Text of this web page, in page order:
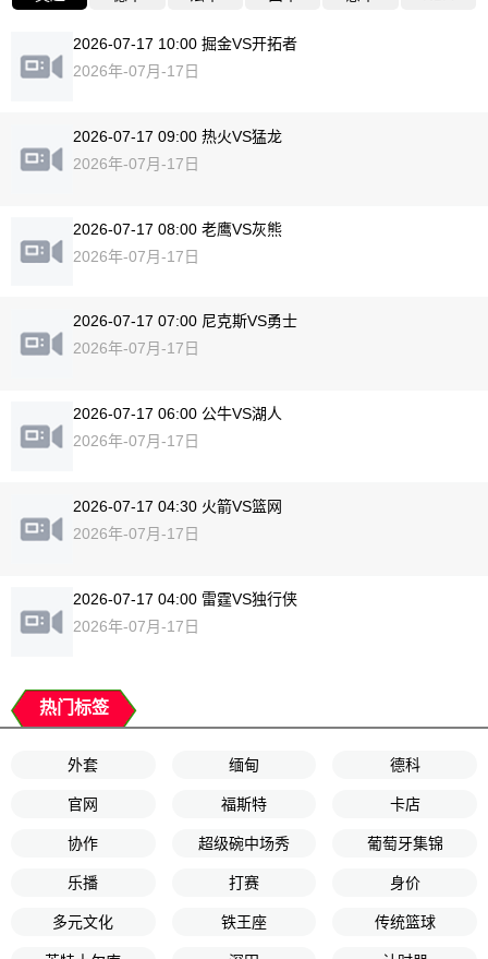
2026-07-17 10:00 掘金VS开拓者
2026年-07月-17日
2026-07-17 09:00 热火VS猛龙
2026年-07月-17日
2026-07-17 08:00 老鹰VS灰熊
2026年-07月-17日
2026-07-17 07:00 尼克斯VS勇士
2026年-07月-17日
2026-07-17 06:00 公牛VS湖人
2026年-07月-17日
2026-07-17 04:30 火箭VS篮网
2026年-07月-17日
2026-07-17 04:00 雷霆VS独行侠
2026年-07月-17日
热门标签
外套 缅甸 德科
官网 福斯特 卡店
协作 超级碗中场秀 葡萄牙集锦
乐播 打赛 身价
多元文化 铁王座 传统篮球